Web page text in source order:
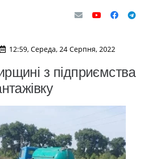
12:59, Середа, 24 Серпня, 2022
з підприємства